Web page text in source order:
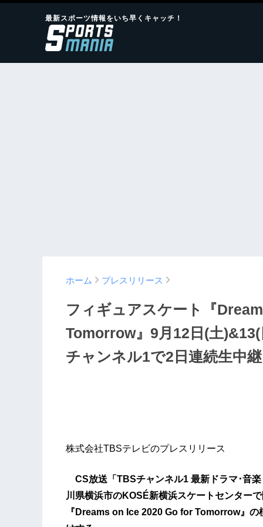
最新スポーツ情報をいち早くキャッチ！
ホーム プレスリリース
フィギュアスケート『
Tomorrow』9月12日(土
チャンネル1で2日連続生中
株式会社TBSテレビのプレスリリース
CS放送「TBSチャンネル1 最新ドラマ･音
川県横浜市のKOSÉ新横浜スケートセンター
『Dreams on Ice 2020 Go for Tomorrow』